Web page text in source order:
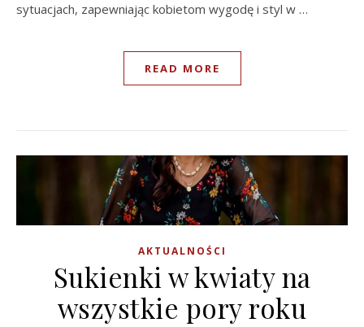
sytuacjach, zapewniając kobietom wygodę i styl w …
READ MORE
AKTUALNOŚCI
Sukienki w kwiaty na
wszystkie pory roku